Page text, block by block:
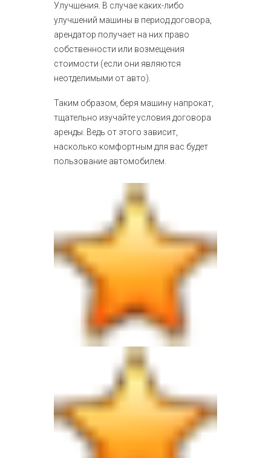
Улучшения. В случае каких-либо
улучшений машины в период договора,
арендатор получает на них право
собственности или возмещения
стоимости (если они являются
неотделимыми от авто).
Таким образом, беря машину напрокат,
тщательно изучайте условия договора
аренды. Ведь от этого зависит,
насколько комфортным для вас будет
пользование автомобилем.